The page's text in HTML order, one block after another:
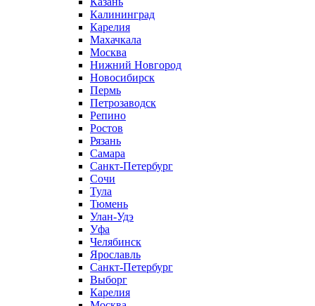
Калининград
Карелия
Махачкала
Москва
Нижний Новгород
Новосибирск
Пермь
Петрозаводск
Репино
Ростов
Рязань
Самара
Санкт-Петербург
Сочи
Тула
Тюмень
Улан-Удэ
Уфа
Челябинск
Ярославль
Санкт-Петербург
Выборг
Карелия